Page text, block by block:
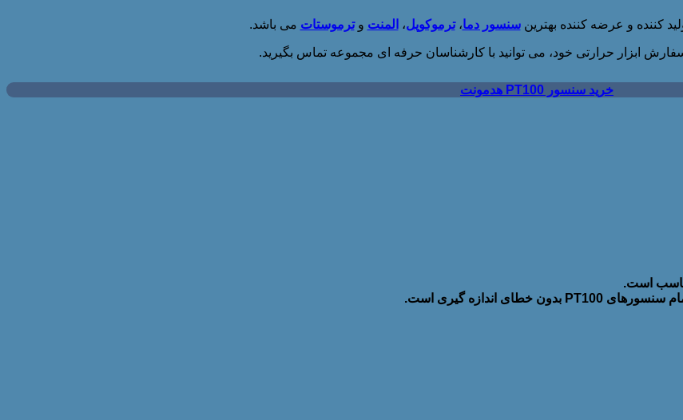
کننده و عرضه کننده بهترینسنسور دما،ترموکوپل، المنت وترموستات می باشد.
ابزار حرارتی خود، می توانید با کارشناسان حرفه ای مجموعه تماس بگیرید.
خرید سنسور PT100 هدمونت
است.